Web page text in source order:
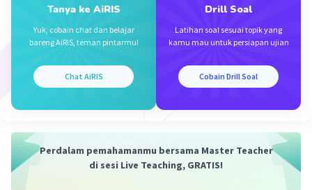
Tanya ke AiRIS
Yuk, cobain chat dan belajar
bareng AiRIS, teman pintarmu!
Chat AiRIS
Drill Soal
Latihan soal sesuai topik yang
kamu mau untuk persiapan ujian
Cobain Drill Soal
Perdalam pemahamanmu bersama Master Teacher
di sesi Live Teaching, GRATIS!